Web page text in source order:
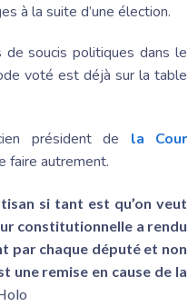
à la suite d’une élection.
de soucis politiques dans le
voté est déjà sur la table
président de la Cour
faire autrement.
si tant est qu’on veut
constitutionnelle a rendu
par chaque député et non
remise en cause de la